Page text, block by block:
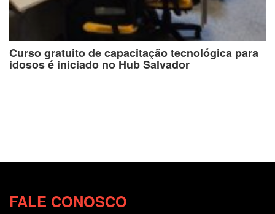
Curso gratuito de capacitação tecnológica para
idosos é iniciado no Hub Salvador
FALE CONOSCO